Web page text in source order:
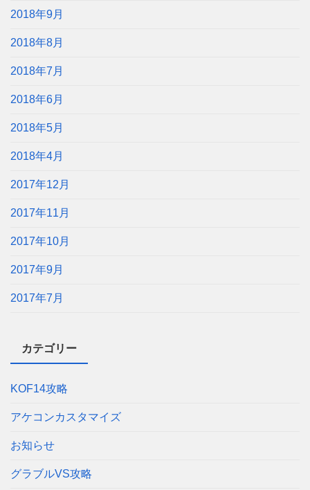
2018年9月
2018年8月
2018年7月
2018年6月
2018年5月
2018年4月
2017年12月
2017年11月
2017年10月
2017年9月
2017年7月
カテゴリー
KOF14攻略
アケコンカスタマイズ
お知らせ
グラブルVS攻略